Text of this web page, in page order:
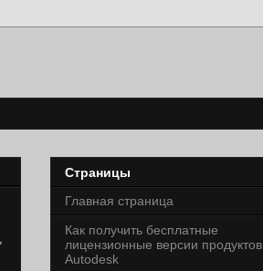
Страницы
Главная страница
Как получить бесплатные
лицензионные версии продуктов
Autodesk